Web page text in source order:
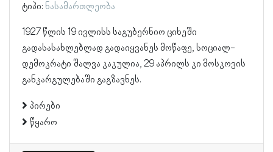
ტიპი: ნასამართლეობა
1927 წლის 19 ივლისს საგუბერნიო ციხეში
გადასასახლებლად გადაიყვანეს მოწაფე, სოციალ-
დემოკრატი შალვა კაკულია, 29 აპრილს კი მოსკოვის
განკარგულებაში გაგზავნეს.
პირები
წყარო